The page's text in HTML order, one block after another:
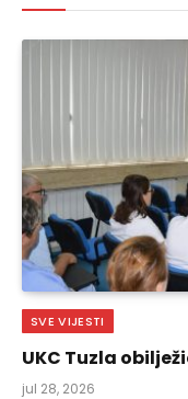
SVE VIJESTI
UKC Tuzla
jul 28, 2026